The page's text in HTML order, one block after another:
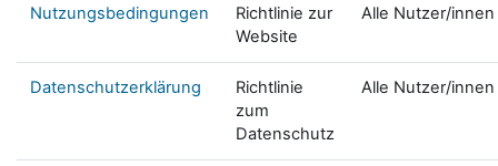
Nutzungsbedingungen
Richtlinie zur
Website
Alle Nutzer/innen
Datenschutzerklärung
Richtlinie
zum
Datenschutz
Alle Nutzer/innen